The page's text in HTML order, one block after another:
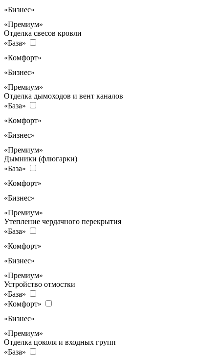
«Бизнес»
«Премиум»
Отделка свесов кровли
«База»
«Комфорт»
«Бизнес»
«Премиум»
Отделка дымоходов и вент каналов
«База»
«Комфорт»
«Бизнес»
«Премиум»
Дымники (флюгарки)
«База»
«Комфорт»
«Бизнес»
«Премиум»
Утепление чердачного перекрытия
«База»
«Комфорт»
«Бизнес»
«Премиум»
Устройство отмостки
«База»
«Комфорт»
«Бизнес»
«Премиум»
Отделка цоколя и входных групп
«База»